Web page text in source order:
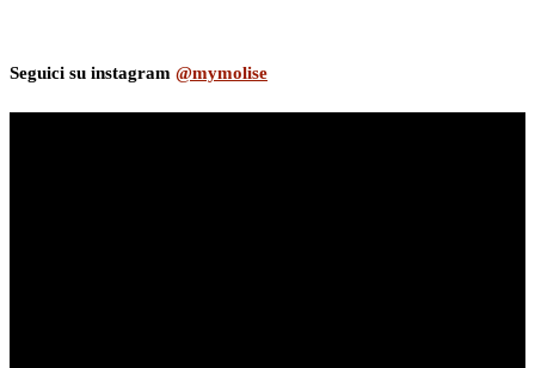
Seguici su instagram @mymolise